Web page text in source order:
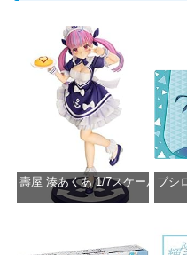
壽屋 湊あくあ 1/7スケールブシ